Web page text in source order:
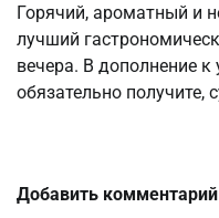
Горячий, ароматный и
лучший
вечера. В дополнение
обязательно получите,
Добавить комментарий